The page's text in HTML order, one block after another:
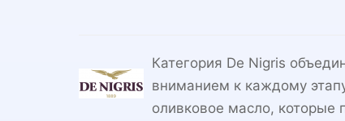
Категория De Nigris
вниманием к каждому
оливковое масло, которые